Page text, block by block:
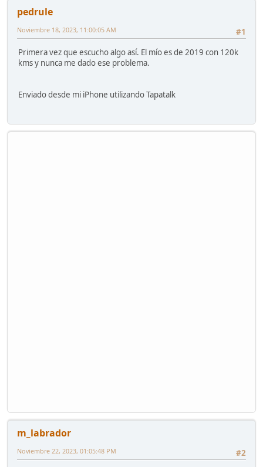
pedrule
#1
Noviembre 18, 2023, 11:00:05 AM
Primera vez que escucho algo así. El mío es de 2019 con 120k
kms y nunca me dado ese problema.
Enviado desde mi iPhone utilizando Tapatalk
m_labrador
#2
Noviembre 22, 2023, 01:05:48 PM